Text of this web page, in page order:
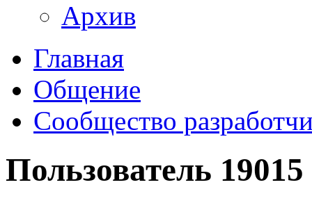
Архив
Главная
Общение
Сообщество
Пользователь 19015